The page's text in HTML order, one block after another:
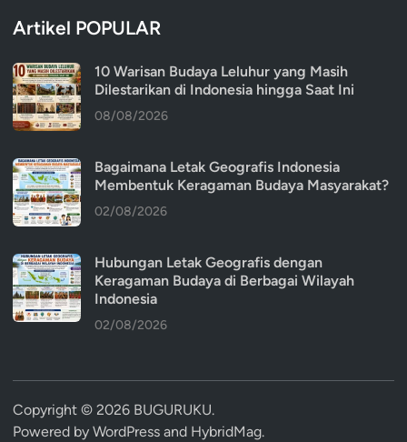
Artikel POPULAR
10 Warisan Budaya Leluhur yang Masih
Dilestarikan di Indonesia hingga Saat Ini
08/08/2026
Bagaimana Letak Geografis Indonesia
Membentuk Keragaman Budaya Masyarakat?
02/08/2026
Hubungan Letak Geografis dengan
Keragaman Budaya di Berbagai Wilayah
Indonesia
02/08/2026
Copyright © 2026 BUGURUKU.
Powered by WordPress and HybridMag.